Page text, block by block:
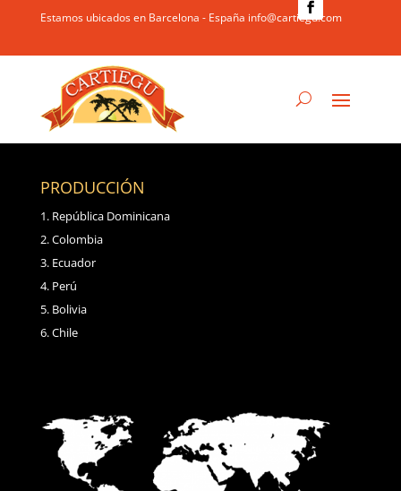
Estamos ubicados en Barcelona - España info@cartiegu.com
PRODUCCIÓN
República Dominicana
Colombia
Ecuador
Perú
Bolivia
Chile